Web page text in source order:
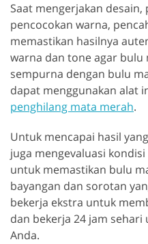
Saat mengerjakan
pencocokan warna,
memastikan hasilnya
warna dan tone agar bulu
sempurna dengan bulu
dapat menggunakan alat
penghilang mata merah.
Untuk mencapai hasil
juga mengevaluasi
untuk memastikan bulu
bayangan dan sorotan
bekerja ekstra untuk
dan bekerja 24 jam
Anda.